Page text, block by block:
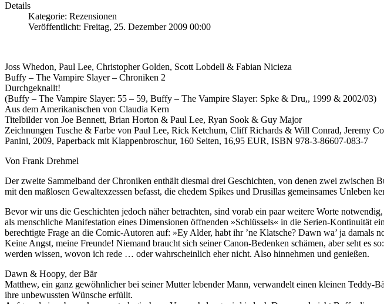
Details
Kategorie: Rezensionen
Veröffentlicht: Freitag, 25. Dezember 2009 00:00
Joss Whedon, Paul Lee, Christopher Golden, Scott Lobdell & Fabian Nicieza
Buffy – The Vampire Slayer – Chroniken 2
Durchgeknallt!
(Buffy – The Vampire Slayer: 55 – 59, Buffy – The Vampire Slayer: Spke & Dru,, 1999 & 2002/03)
Aus dem Amerikanischen von Claudia Kern
Titelbilder von Joe Bennett, Brian Horton & Paul Lee, Ryan Sook & Guy Major
Zeichnungen Tusche & Farbe von Paul Lee, Rick Ketchum, Cliff Richards & Will Conrad, Jeremy
Panini, 2009, Paperback mit Klappenbroschur, 160 Seiten, 16,95 EUR, ISBN 978-3-86607-083-7
Von Frank Drehmel
Der zweite Sammelband der Chroniken enthält diesmal drei Geschichten, von denen zwei
mit den maßlosen Gewaltexzessen befasst, die ehedem Spikes und Drusillas gemeinsames Unleben
Bevor wir uns die Geschichten jedoch näher betrachten, sind vorab ein paar weitere Worte
als menschliche Manifestation eines Dimensionen öffnenden »Schlüssels« in die Serien-
berechtigte Frage an die Comic-Autoren auf: »Ey Alder, habt ihr ’ne Klatsche? Dawn wa’ ja damals
Keine Angst, meine Freunde! Niemand braucht sich seiner Canon-Bedenken schämen, aber seht
werden wissen, wovon ich rede … oder wahrscheinlich eher nicht. Also hinnehmen und genießen.
Dawn & Hoopy, der Bär
Matthew, ein ganz gewöhnlicher bei seiner Mutter lebender Mann, verwandelt einen kleinen
ihre unbewussten Wünsche erfüllt.